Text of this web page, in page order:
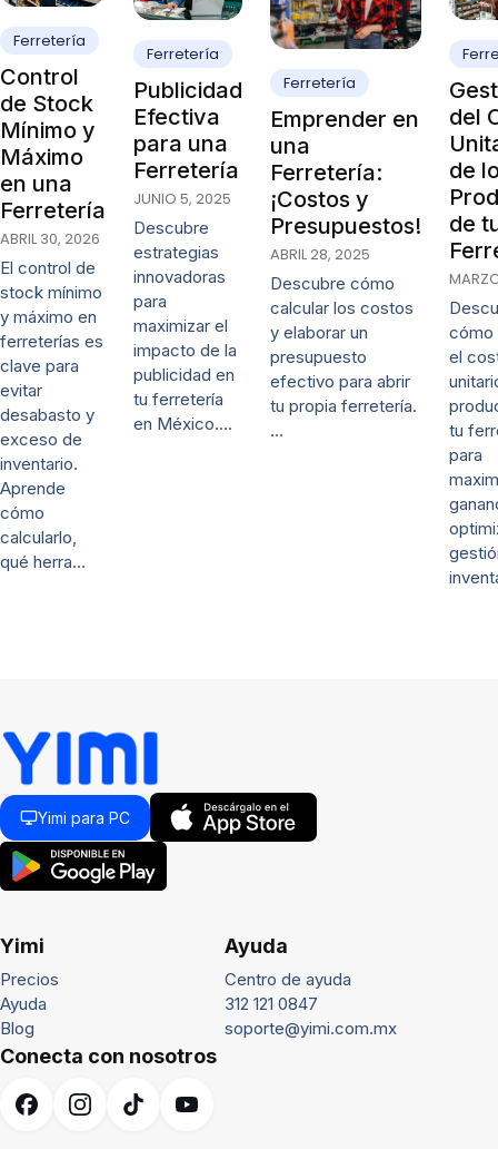
Ferretería
Control
de Stock
Mínimo y
Máximo
en una
Ferretería
ABRIL 30, 2026
El control de
stock mínimo
y máximo en
ferreterías es
clave para
evitar
desabasto y
exceso de
inventario.
Aprende
cómo
calcularlo,
qué herra…
Ferretería
Publicidad
Efectiva
para una
Ferretería
JUNIO 5, 2025
Descubre
estrategias
innovadoras
para
maximizar el
impacto de la
publicidad en
tu ferretería
en México.…
Ferretería
Emprender en
una
Ferretería:
¡Costos y
Presupuestos!
ABRIL 28, 2025
Descubre cómo
calcular los costos
y elaborar un
presupuesto
efectivo para abrir
tu propia ferretería.
…
del
de
de
cómo
el
tu
para
Yimi para PC
Yimi
Precios
Ayuda
Blog
Ayuda
Centro de ayuda
312 121 0847
soporte@yimi.com.mx
Conecta con nosotros